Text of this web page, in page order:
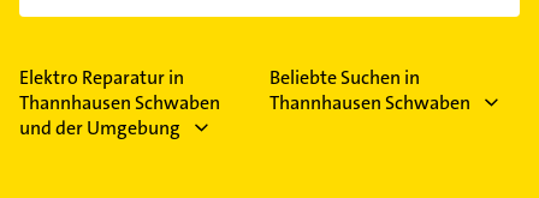
Folgende Leistungen werden angeboten:
Absicherungen und Absätze.
Elektro Reparatur in
Thannhausen Schwaben
und der Umgebung
Beliebte Suchen in
Thannhausen Schwaben